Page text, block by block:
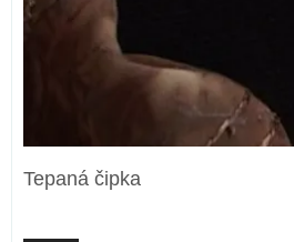
Tepaná čipka